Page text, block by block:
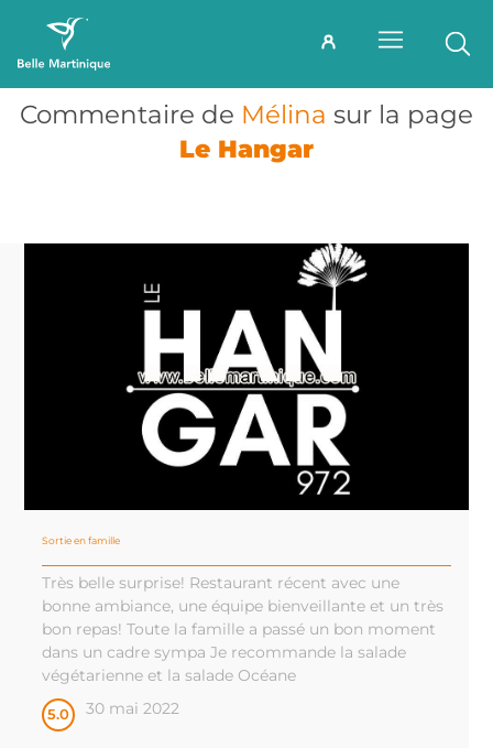
Commentaire de Mélina sur la page
Le Hangar
Sortie en famille
Très belle surprise! Restaurant récent avec une
bonne ambiance, une équipe bienveillante et un très
bon repas! Toute la famille a passé un bon moment
dans un cadre sympa Je recommande la salade
végétarienne et la salade Océane
5.0 30 mai 2022